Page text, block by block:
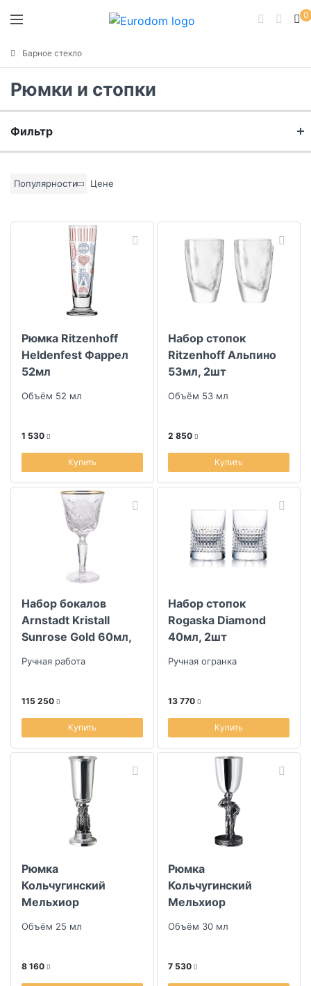
0
Барное стекло
Рюмки и стопки
Фильтр
Скидка
Популярности Цене
Рюмка Ritzenhoff
Heldenfest Фаррел
52мл
Объём 52 мл
1 530
Купить
Набор стопок
Ritzenhoff Альпино
53мл, 2шт
Объём 53 мл
2 850
Купить
Набор бокалов
Arnstadt Kristall
Sunrose Gold 60мл,
Ручная работа
115 250
Купить
Набор стопок
Rogaska Diamond
40мл, 2шт
Ручная огранка
13 770
Купить
Рюмка
Кольчугинский
Мельхиор
Объём 25 мл
8 160
Рюмка
Кольчугинский
Мельхиор
Объём 30 мл
7 530